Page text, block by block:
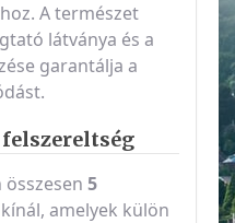
A természet
látványa és a
garantálja a
felszereltség
5
kínál, amelyek külön